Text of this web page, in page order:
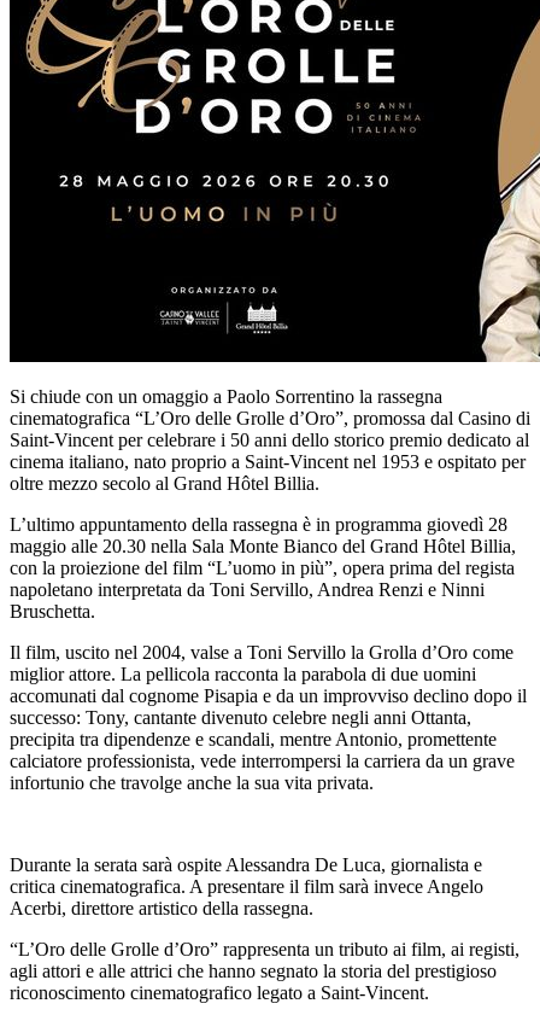
Si chiude con un omaggio a Paolo Sorrentino la rassegna
cinematografica “L’Oro delle Grolle d’Oro”, promossa dal Casino di
Saint-Vincent per celebrare i 50 anni dello storico premio dedicato al
cinema italiano, nato proprio a Saint-Vincent nel 1953 e ospitato per
oltre mezzo secolo al Grand Hôtel Billia.
L’ultimo appuntamento della rassegna è in programma giovedì 28
maggio alle 20.30 nella Sala Monte Bianco del Grand Hôtel Billia,
con la proiezione del film “L’uomo in più”, opera prima del regista
napoletano interpretata da Toni Servillo, Andrea Renzi e Ninni
Bruschetta.
Il film, uscito nel 2004, valse a Toni Servillo la Grolla d’Oro come
miglior attore. La pellicola racconta la parabola di due uomini
accomunati dal cognome Pisapia e da un improvviso declino dopo il
successo: Tony, cantante divenuto celebre negli anni Ottanta,
precipita tra dipendenze e scandali, mentre Antonio, promettente
calciatore professionista, vede interrompersi la carriera da un grave
infortunio che travolge anche la sua vita privata.
Durante la serata sarà ospite Alessandra De Luca, giornalista e
critica cinematografica. A presentare il film sarà invece Angelo
Acerbi, direttore artistico della rassegna.
“L’Oro delle Grolle d’Oro” rappresenta un tributo ai film, ai registi,
agli attori e alle attrici che hanno segnato la storia del prestigioso
riconoscimento cinematografico legato a Saint-Vincent.